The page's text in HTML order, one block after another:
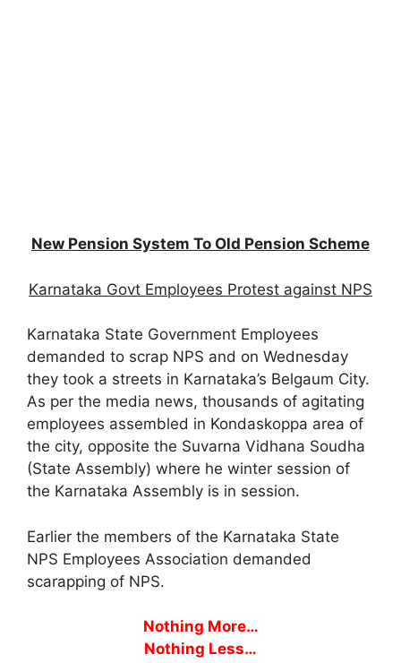
New Pension System To Old Pension Scheme
Karnataka Govt Employees Protest against NPS
Karnataka State Government Employees
demanded to scrap NPS and on Wednesday
they took a streets in Karnataka’s Belgaum City.
As per the media news, thousands of agitating
employees assembled in Kondaskoppa area of
the city, opposite the Suvarna Vidhana Soudha
(State Assembly) where he winter session of
the Karnataka Assembly is in session.
Earlier the members of the Karnataka State
NPS Employees Association demanded
scarapping of NPS.
Nothing More…
Nothing Less…